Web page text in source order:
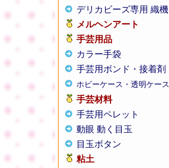
デリカビーズ専用 織機
メルヘンアート
手芸用品
カラー手袋
手芸用ボンド・接着剤
ホビーケース・透明ケース
手芸材料
手芸用ペレット
動眼 動く目玉
目玉ボタン
粘土